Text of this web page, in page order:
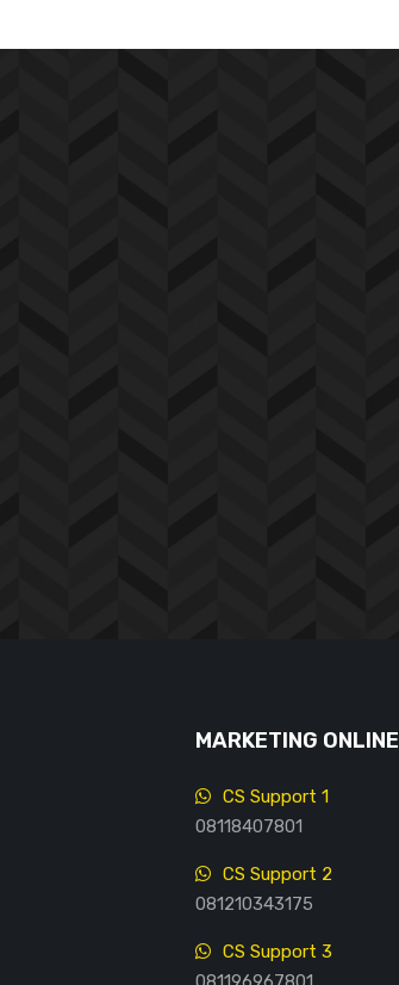
MARKETING ONLINE
CS Support 1
08118407801
CS Support 2
081210343175
CS Support 3